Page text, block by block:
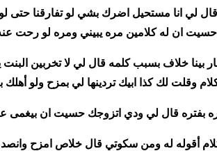
انا مستحيل اضرك بشي لو تفارقنا حتى لو
حسيت ان له كلامين مره يبيني ومره لو رحت
بينا خلاف بسبب كلمه قال لي لا تخربين
وقلت لك كذا ابيك تردينها لي بمزح ولو أهلك
بفتره قال لي ودي اتزوجك حسيت ان بيغمى
أقوله له ومن سكوتي قال خلاص امزح